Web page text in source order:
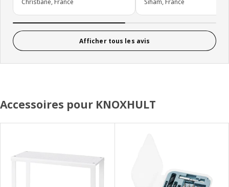
Christiane, France Siham, France
Afficher tous les avis
Accessoires pour KNOXHULT